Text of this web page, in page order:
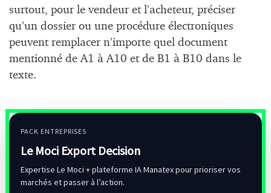
surtout, pour le vendeur et l’acheteur, préciser
qu’un dossier ou une procédure électroniques
peuvent remplacer n’importe quel document
mentionné de A1 à A10 et de B1 à B10 dans le
texte.
PACK ENTREPRISES
Le Moci Export Decision
Expertise Le Moci + plateforme IA Manatex pour prioriser vos
marchés et passer à l’action.